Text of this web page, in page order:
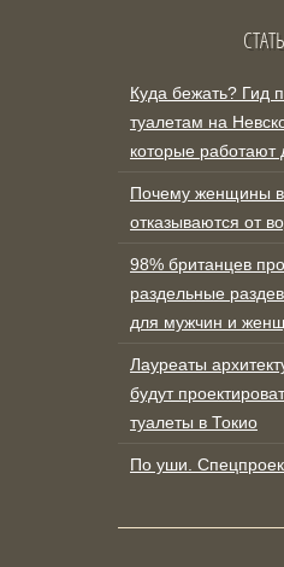
Куда бежать? Гид
туалетам на
которые работают
Почему женщины
отказываются от
98% британцев
раздельные
для мужчин и
Лауреаты
будут
туалеты в Токио
По уши.